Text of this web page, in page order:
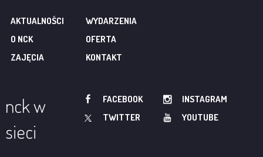
AKTUALNOŚCI
WYDARZENIA
O NCK
OFERTA
ZAJĘCIA
KONTAKT
nck w
sieci
FACEBOOK
INSTAGRAM
TWITTER
YOUTUBE